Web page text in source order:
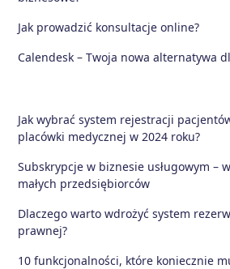
Jak prowadzić konsultacje online?
Calendesk – Twoja nowa alternatywa
Jak wybrać system rejestracji
placówki medycznej w 2024 roku?
Subskrypcje w biznesie usługowym –
małych przedsiębiorców
Dlaczego warto wdrożyć system
prawnej?
10 funkcjonalności, które koniecznie